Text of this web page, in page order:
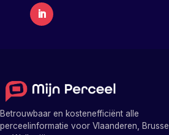
Betrouwbaar en kostenefficiënt alle
perceelinformatie voor Vlaanderen, Brussel